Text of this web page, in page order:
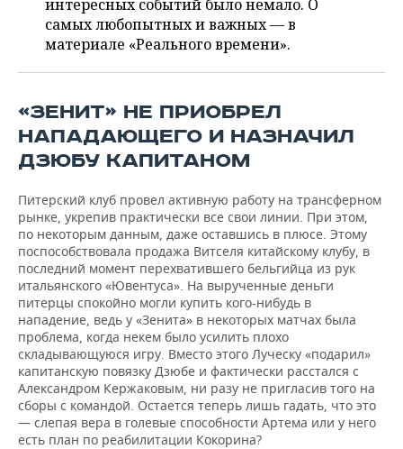
ОПК
ЭНЕРГЕТИКА
УСЛУГИ
МЕДИА
ВЫЕЗДНАЯ РЕДАКЦИЯ
ONLINE-КОНФЕРЕНЦИИ
ОТКРЫТАЯ ЛЕКЦИЯ
НОВОСТИ СПОРТА
ХОККЕЙ
БАСКЕТБОЛ
ВОЛЕЙБОЛ
КИБЕРСПОРТ
ФИГУРНОЕ КАТАНИЕ
ВОДНЫЕ ВИДЫ СПОРТА
ХОККЕЙ С МЯЧОМ
ОБЩЕСТВО
ВЛАСТЬ
ИНФРАСТРУКТУРА
ИСТОРИЯ
КУЛЬТУРА
МЕДИЦИНА
ОБРАЗОВАНИЕ
ПРОИСШЕСТВИЯ
СЮЖЕТЫ
СПРАВОЧНИК
СПИСОК ПЕРСОН
СПИСОК КОМПАНИЙ
ПОЛНАЯ ВЕРСИЯ
интересных событий было немало. О
самых любопытных и важных — в
материале «Реального времени».
«ЗЕНИТ» НЕ ПРИОБРЕЛ
НАПАДАЮЩЕГО И НАЗНАЧИЛ
ДЗЮБУ КАПИТАНОМ
Питерский клуб провел активную работу на трансферном
рынке, укрепив практически все свои линии. При этом,
по некоторым данным, даже оставшись в плюсе. Этому
поспособствовала продажа Витселя китайскому клубу, в
последний момент перехватившего бельгийца из рук
итальянского «Ювентуса». На вырученные деньги
питерцы спокойно могли купить кого-нибудь в
нападение, ведь у «Зенита» в некоторых матчах была
проблема, когда некем было усилить плохо
складывающуюся игру. Вместо этого Луческу «подарил»
капитанскую повязку Дзюбе и фактически расстался с
Александром Кержаковым, ни разу не пригласив того на
сборы с командой. Остается теперь лишь гадать, что это
— слепая вера в голевые способности Артема или у него
есть план по реабилитации Кокорина?